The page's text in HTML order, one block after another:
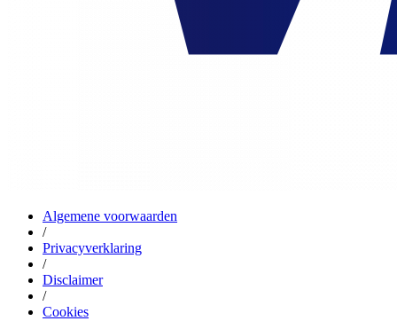
Algemene voorwaarden
/
Privacyverklaring
/
Disclaimer
/
Cookies